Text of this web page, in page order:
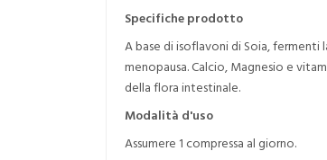
Specifiche prodotto
A base di isoflavoni di Soia, fermenti
menopausa. Calcio, Magnesio e
della flora intestinale.
Modalità d'uso
Assumere 1 compressa al giorno.